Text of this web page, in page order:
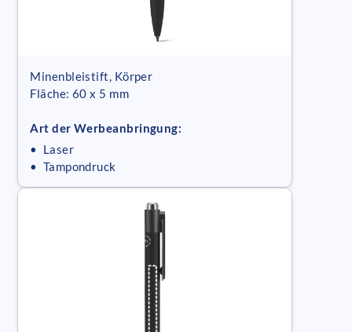
Minenbleistift, Körper
Fläche: 60 x 5 mm
Art der Werbeanbringung:
• Laser
• Tampondruck